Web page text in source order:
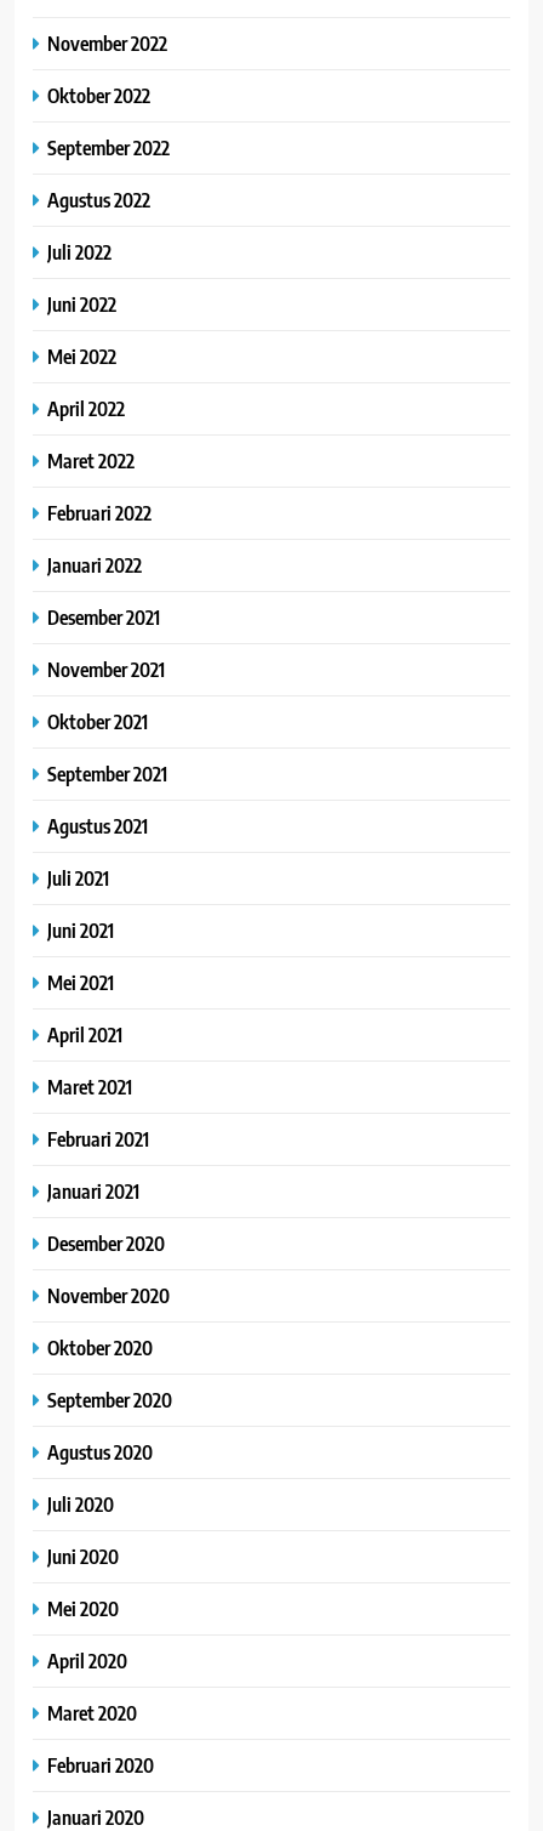
November 2022
Oktober 2022
September 2022
Agustus 2022
Juli 2022
Juni 2022
Mei 2022
April 2022
Maret 2022
Februari 2022
Januari 2022
Desember 2021
November 2021
Oktober 2021
September 2021
Agustus 2021
Juli 2021
Juni 2021
Mei 2021
April 2021
Maret 2021
Februari 2021
Januari 2021
Desember 2020
November 2020
Oktober 2020
September 2020
Agustus 2020
Juli 2020
Juni 2020
Mei 2020
April 2020
Maret 2020
Februari 2020
Januari 2020